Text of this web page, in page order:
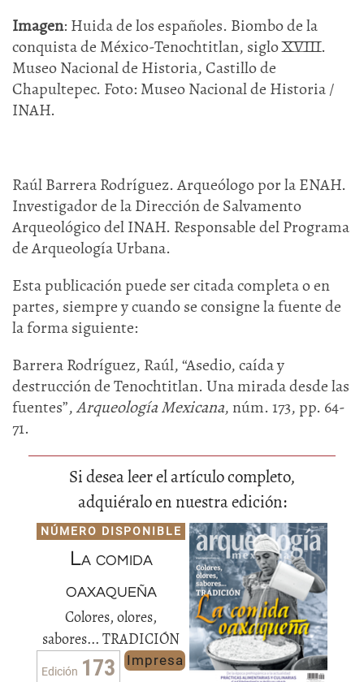
Imagen: Huida de los españoles. Biombo de la
conquista de México-Tenochtitlan, siglo XVIII.
Museo Nacional de Historia, Castillo de
Chapultepec. Foto: Museo Nacional de Historia /
INAH.
Raúl Barrera Rodríguez. Arqueólogo por la ENAH.
Investigador de la Dirección de Salvamento
Arqueológico del INAH. Responsable del Programa
de Arqueología Urbana.
Esta publicación puede ser citada completa o en
partes, siempre y cuando se consigne la fuente de
la forma siguiente:
Barrera Rodríguez, Raúl, “Asedio, caída y
destrucción de Tenochtitlan. Una mirada desde las
fuentes”,Arqueología Mexicana, núm. 173, pp. 64-
71.
Si desea leer el artículo completo,
adquiéralo en nuestra edición:
NÚMERO DISPONIBLE
La comida
oaxaqueña
Colores, olores,
sabores... TRADICIÓN
Edición 173 Impresa